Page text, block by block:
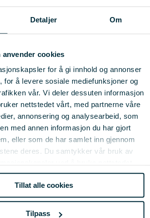
Detaljer Om
anvender cookies
for å gi innhold og annonser
for å levere sosiale mediefunksjoner og
vår. Vi deler dessuten informasjon
nettstedet vårt, med partnerne våre
annonsering og analysearbeid, som
med annen informasjon du har gjort
eller som de har samlet inn gjennom
deres. Du samtykker vår bruk av
Tillat alle cookies
Tilpass
Status:
torsk i merd med hovedvekt på
over 12 uker
bidra til bedre forståelse for
fiskens beskaffenhet/energetiske status
torsk holdt i merd uten fôring. Perioden
variere ut i fra fiskens egen status,
...
ressurser
2014
Status:
Avsluttet
og redskapsparametere for
teineteknologi